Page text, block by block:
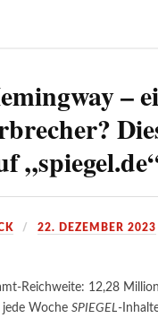
–
22. DEZEMBER 2023
Reichweite: 12,28
jede Woche SPIEGEL-